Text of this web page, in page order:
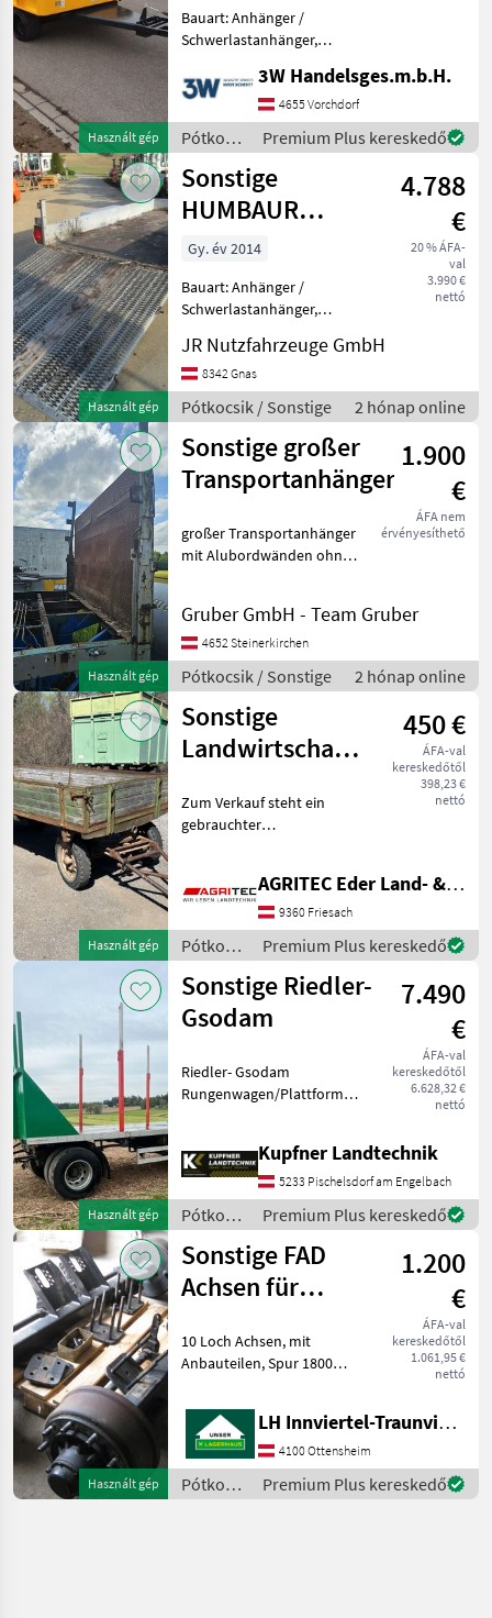
Használt gép
Bauart: Anhänger /
Schwerlastanhänger,
und Schwelastanhänger in
all möglichen Varianten
und Ausführungen bei uns
Erhältlich auch Sonderanfer
3W Handelsges.m.b.H.
4655 Vorchdorf
Pótkocsik
/
Sonstige
Premium Plus kereskedő
Használt gép
Sonstige
HUMBAUR
Anhänger mit
Rampe
4.788
€
20 % ÁFA-
val
3.990 €
nettó
Gy. év 2014
Bauart: Anhänger /
Schwerlastanhänger,
Beschreibung: Tandem
Anhänger - - 2-Achs-
Anhänger HUMBAUR HS 35
37 18 HV - - Nutzlast 3000 kg
- - Baujahr
JR Nutzfahrzeuge GmbH
8342 Gnas
Pótkocsik / Sonstige 2 hónap online
Használt gép
Sonstige großer
Transportanhänger
1.900
€
ÁFA nem
érvényesíthető
großer Transportanhänger
mit Alubordwänden ohne
Meter Pótkocsik Egyéb
pótkocsik
Gruber GmbH - Team Gruber
4652 Steinerkirchen
Pótkocsik / Sonstige 2 hónap online
Használt gép
Sonstige
Landwirtschaftlicher
450 €
ÁFA-val
kereskedőtől
398,23 €
nettó
Zum Verkauf steht ein
gebrauchter
Holzaufbau. Technische
Daten: Holzbordwände
klappbar Zugdeichsel für
Traktorbetrieb
AGRITEC Eder Land- & Forsttechnik GmbH
9360 Friesach
Pótkocsik
/
Sonstige
Premium Plus kereskedő
Használt gép
Sonstige Riedler-
Gsodam
7.490
€
ÁFA-val
kereskedőtől
6.628,32 €
nettó
Riedler- Gsodam
Rungenwagen/Plattformwagen
18000kg, Plateau
6200mmx2500mm, BPW
Achsen luftgefedert mit
Federspei
Kupfner Landtechnik
5233 Pischelsdorf am Engelbach
Pótkocsik
/
Sonstige
Premium Plus kereskedő
Használt gép
Sonstige FAD
Achsen für
XXL
1.200
€
ÁFA-val
kereskedőtől
1.061,95 €
nettó
10 Loch Achsen, mit
Anbauteilen, Spur 1800
Baujahr 2020 Fék: Légfék
Pótkocsik Egyéb pótkocsik
LH Innviertel-Traunviertel-Urfahr eGen, Ottensheim
4100 Ottensheim
Pótkocsik
/
Premium Plus kereskedő